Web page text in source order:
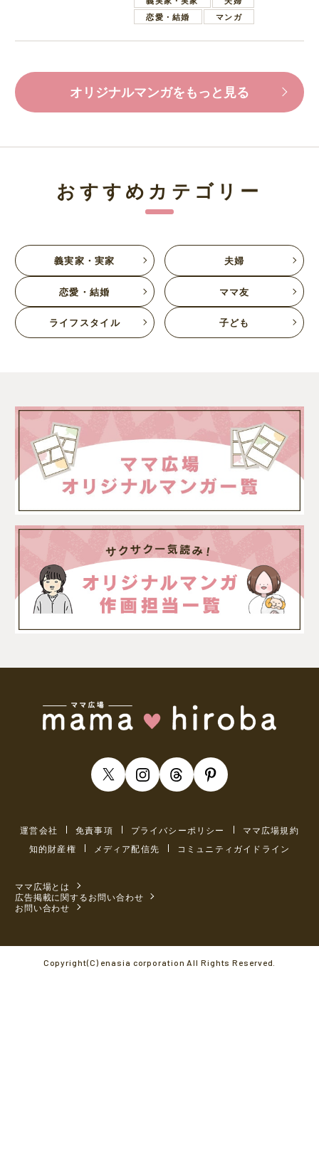
恋愛・結婚
マンガ
オリジナルマンガをもっと見る
おすすめカテゴリー
義実家・実家 夫婦
恋愛・結婚 ママ友
ライフスタイル 子ども
運営会社 免責事項 プライバシーポリシー
ママ広場規約
知的財産権
メディア配信先 コミュニティガイドライン
ママ広場とは
広告掲載に関するお問い合わせ
お問い合わせ
Copyright(C) enasia corporation All Rights Reserved.